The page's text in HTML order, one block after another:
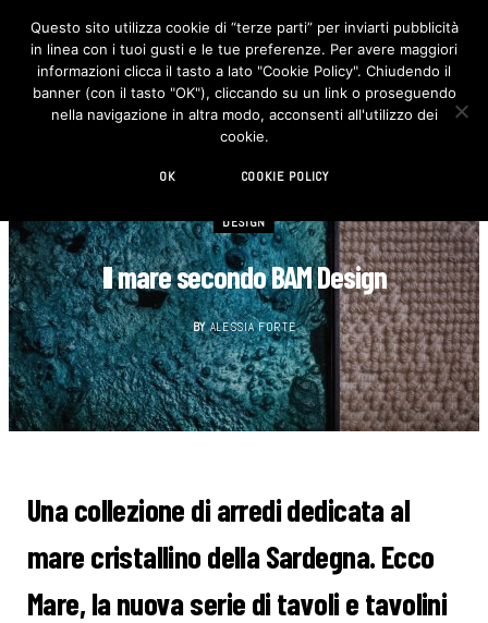
F
c
e
b
o
I
n
s
t
DESIGN
Il mare secondo BAM Design
BY ALESSIA FORTE
Una collezione di arredi dedicata al
mare cristallino della Sardegna. Ecco
Mare, la nuova serie di tavoli e tavolini
Questo sito utilizza cookie di “terze parti” per inviarti pubblicità
in linea con i tuoi gusti e le tue preferenze. Per avere maggiori
informazioni clicca il tasto a lato "Cookie Policy". Chiudendo il
banner (con il tasto "OK"), cliccando su un link o proseguendo
nella navigazione in altra modo, acconsenti all'utilizzo dei
cookie.
OK COOKIE POLICY